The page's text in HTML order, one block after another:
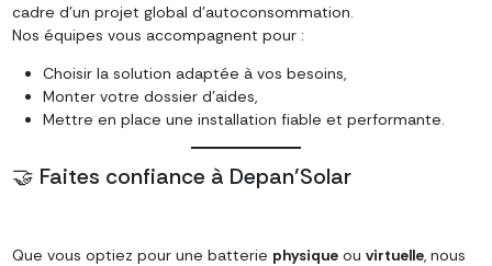
cadre d’un projet global d’autoconsommation.
Nos équipes vous accompagnent pour :
Choisir la solution adaptée à vos besoins,
Monter votre dossier d’aides,
Mettre en place une installation fiable et performante.
🤝 Faites confiance à Depan’Solar
Que vous optiez pour une batterie physiqueou virtuelle, nous